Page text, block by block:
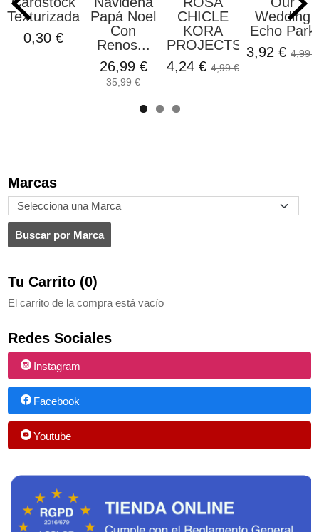
Marcas
Tu Carrito (0)
El carrito de la compra está vacío
Redes Sociales
Instagram
Facebook
Youtube
Texturizada...
0,30 €
Papá Noel
Con
Renos...
26,99 €
35,99 €
CHICLE
KORA
PROJECTS
4,24 € 4,99 €
Wedding
Echo Park
3,92 € 4,99 €